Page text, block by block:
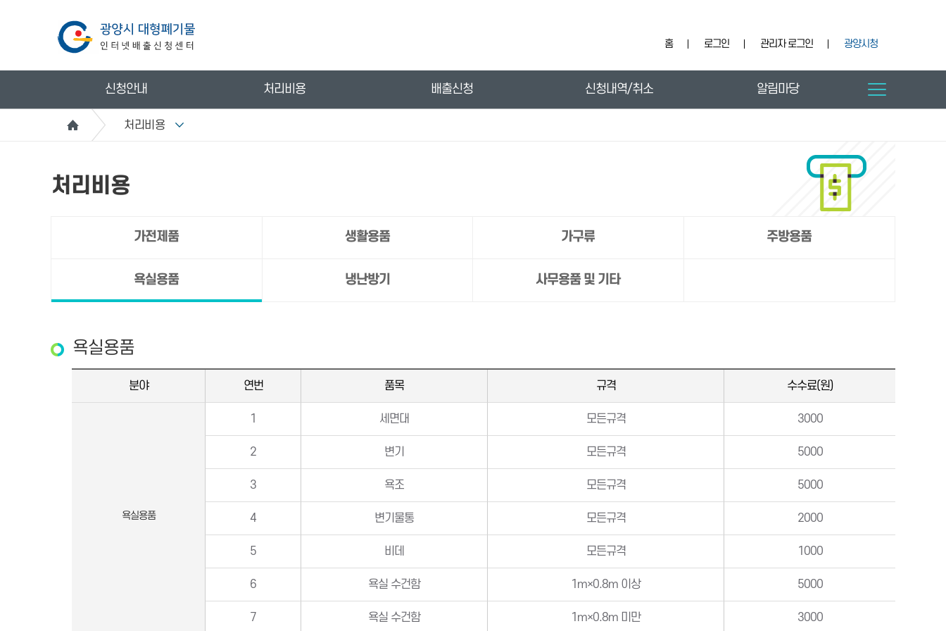
홈 로그인 관리자 로그인 광양시청
신청안내 처리비용 배출신청 신청내역/취소 알림마당
처리비용
처리비용
가전제품 생활용품 가구류 주방용품
욕실용품 냉난방기 사무용품 및 기타
욕실용품
분야 연번 품목 규격 수수료(원)
욕실용품
1 세면대 모든규격 3000
2 변기 모든규격 5000
3 욕조 모든규격 5000
4 변기물통 모든규격 2000
5 비데 모든규격 1000
6 욕실 수건함 1m×0.8m 이상 5000
7 욕실 수건함 1m×0.8m 미만 3000